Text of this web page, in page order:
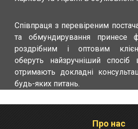
Співпраця з перевіреним
та обмундирування принесе
роздрібним і оптовим
оберуть найзручніший спосіб
отримають докладні
будь-яких питань.
Про нас